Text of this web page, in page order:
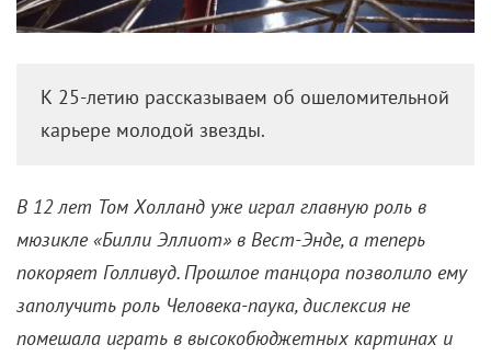
К 25-летию рассказываем об ошеломительной
карьере молодой звезды.
В 12 лет Том Холланд уже играл главную роль в
мюзикле «Билли Эллиот» в Вест-Энде, а теперь
покоряет Голливуд. Прошлое танцора позволило ему
заполучить роль Человека-паука, дислексия не
помешала играть в высокобюджетных картинах и